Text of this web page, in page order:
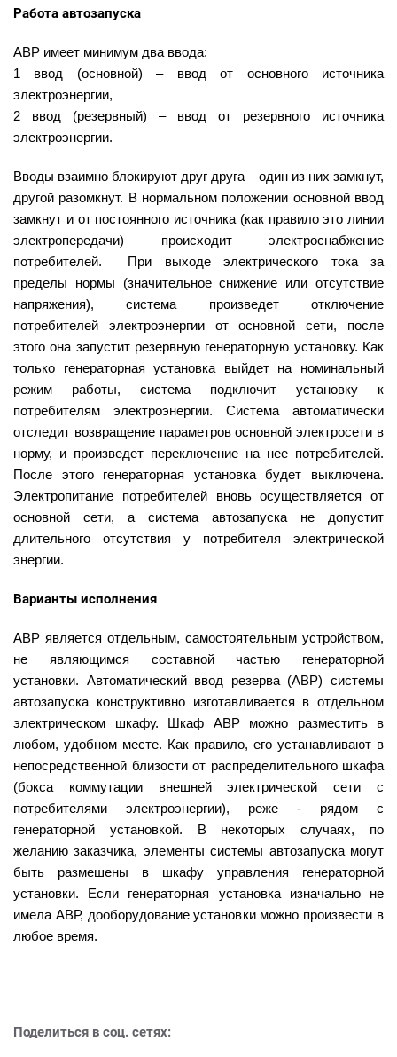
Работа автозапуска
АВР имеет минимум два ввода:
1 ввод (основной) – ввод от основного источника
электроэнергии,
2 ввод (резервный) – ввод от резервного источника
электроэнергии.
Вводы взаимно блокируют друг друга – один из них замкнут,
другой разомкнут. В нормальном положении основной ввод
замкнут и от постоянного источника (как правило это линии
электропередачи) происходит электроснабжение
потребителей. При выходе электрического тока за
пределы нормы (значительное снижение или отсутствие
напряжения), система произведет отключение
потребителей электроэнергии от основной сети, после
этого она запустит резервную генераторную установку. Как
только генераторная установка выйдет на номинальный
режим работы, система подключит установку к
потребителям электроэнергии. Система автоматически
отследит возвращение параметров основной электросети в
норму, и произведет переключение на нее потребителей.
После этого генераторная установка будет выключена.
Электропитание потребителей вновь осуществляется от
основной сети, а система автозапуска не допустит
длительного отсутствия у потребителя электрической
энергии.
Варианты исполнения
АВР является отдельным, самостоятельным устройством,
не являющимся составной частью генераторной
установки. Автоматический ввод резерва (АВР) системы
автозапуска конструктивно изготавливается в отдельном
электрическом шкафу. Шкаф АВР можно разместить в
любом, удобном месте. Как правило, его устанавливают в
непосредственной близости от распределительного шкафа
(бокса коммутации внешней электрической сети с
потребителями электроэнергии), реже - рядом с
генераторной установкой. В некоторых случаях, по
желанию заказчика, элементы системы автозапуска могут
быть размешены в шкафу управления генераторной
установки. Если генераторная установка изначально не
имела АВР, дооборудование установки можно произвести в
любое время.
Поделиться в соц. сетях: